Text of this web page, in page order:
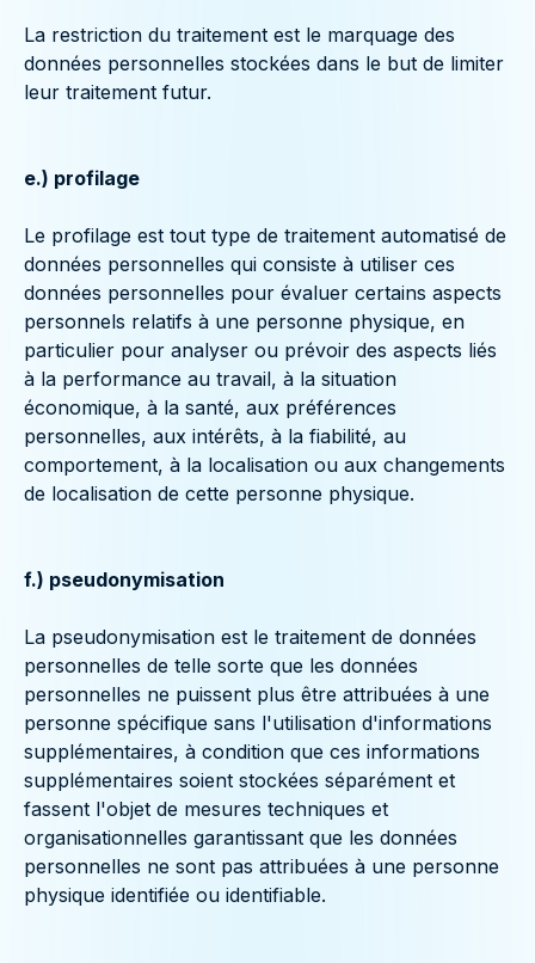
La restriction du traitement est le marquage des
données personnelles stockées dans le but de limiter
leur traitement futur.
e.) profilage
Le profilage est tout type de traitement automatisé de
données personnelles qui consiste à utiliser ces
données personnelles pour évaluer certains aspects
personnels relatifs à une personne physique, en
particulier pour analyser ou prévoir des aspects liés
à la performance au travail, à la situation
économique, à la santé, aux préférences
personnelles, aux intérêts, à la fiabilité, au
comportement, à la localisation ou aux changements
de localisation de cette personne physique.
f.) pseudonymisation
La pseudonymisation est le traitement de données
personnelles de telle sorte que les données
personnelles ne puissent plus être attribuées à une
personne spécifique sans l'utilisation d'informations
supplémentaires, à condition que ces informations
supplémentaires soient stockées séparément et
fassent l'objet de mesures techniques et
organisationnelles garantissant que les données
personnelles ne sont pas attribuées à une personne
physique identifiée ou identifiable.